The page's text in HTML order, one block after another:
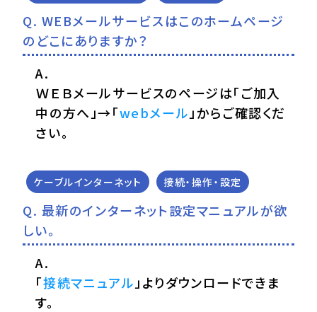
WEBメールサービスはこのホームページ
のどこにありますか？
ＷＥＢメールサービスのページは「ご加入
中の方へ」→「webメール 」からご確認くだ
さい。
ケーブルインターネット 接続・操作・設定
最新のインターネット設定マニュアルが欲
しい。
「接続マニュアル 」よりダウンロードできま
す。